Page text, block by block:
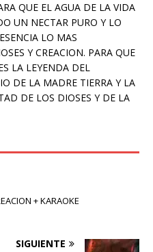
QUE EL AGUA DE LA VIDA
UN NECTAR PURO Y LO
LO MAS
Y CREACION. PARA QUE
LA LEYENDA DEL
DE LA MADRE TIERRA Y LA
DE LOS DIOSES Y DE LA
+ KARAOKE
SIGUIENTE